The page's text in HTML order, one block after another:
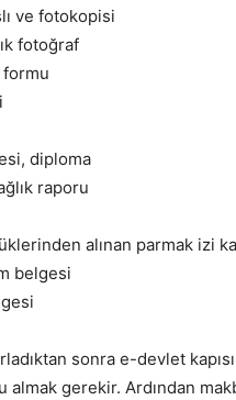
ve fotokopisi
fotoğraf
diploma
raporu
alınan parmak izi
belgesi
sonra e-devlet
almak gerekir. Ardından